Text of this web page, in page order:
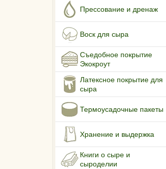
Прессование и дренаж
Воск для сыра
Съедобное покрытие
Экокроут
Латексное покрытие для
сыра
Термоусадочные пакеты
Хранение и выдержка
Книги о сыре и
сыроделии